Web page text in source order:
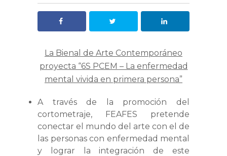
La Bienal de Arte Contemporáneo
proyecta “6S PCEM – La enfermedad
mental vivida en primera persona”
A través de la promoción del
cortometraje, FEAFES pretende
conectar el mundo del arte con el de
las personas con enfermedad mental
y lograr la integración de este